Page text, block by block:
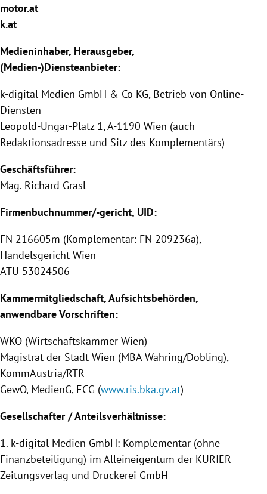
Untermenü
Untermenü
Untermenü
Untermenü
Untermenü
motor.at
k.at
Medieninhaber, Herausgeber,
(Medien-)Diensteanbieter:
k-digital Medien GmbH & Co KG, Betrieb von Online-
Diensten
Leopold-Ungar-Platz 1, A-1190 Wien (auch
Redaktionsadresse und Sitz des Komplementärs)
Geschäftsführer:
Mag. Richard Grasl
Firmenbuchnummer/-gericht, UID:
FN 216605m (Komplementär: FN 209236a),
Handelsgericht Wien
ATU 53024506
Kammermitgliedschaft, Aufsichtsbehörden,
anwendbare Vorschriften:
WKO (Wirtschaftskammer Wien)
Magistrat der Stadt Wien (MBA Währing/Döbling),
KommAustria/RTR
GewO, MedienG, ECG (www.ris.bka.gv.at)
Gesellschafter / Anteilsverhältnisse:
1. k-digital Medien GmbH: Komplementär (ohne
Finanzbeteiligung) im Alleineigentum der KURIER
Zeitungsverlag und Druckerei GmbH